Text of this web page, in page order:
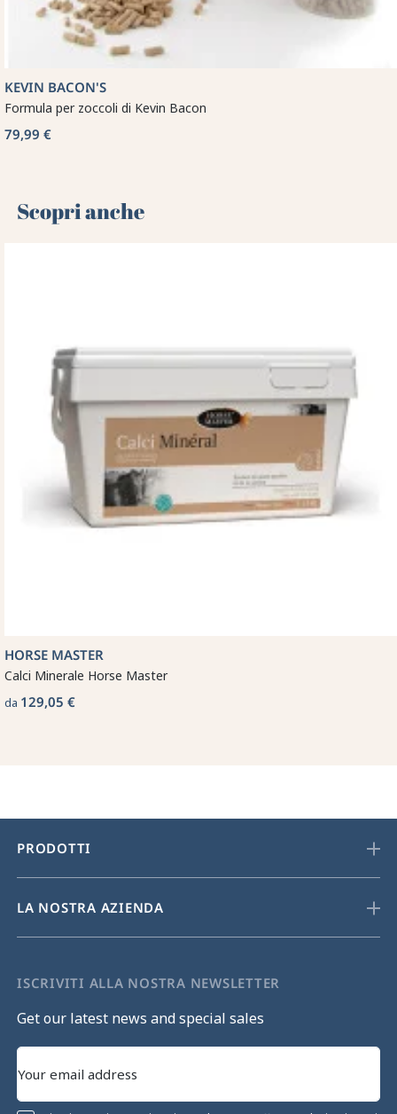
KEVIN BACON'S
Formula per zoccoli di Kevin Bacon
79,99 €
Scopri anche 🌻
HORSE MASTER
Calci Minerale Horse Master
da 129,05 €
PRODOTTI
LA NOSTRA AZIENDA
ISCRIVITI ALLA NOSTRA NEWSLETTER
Get our latest news and special sales